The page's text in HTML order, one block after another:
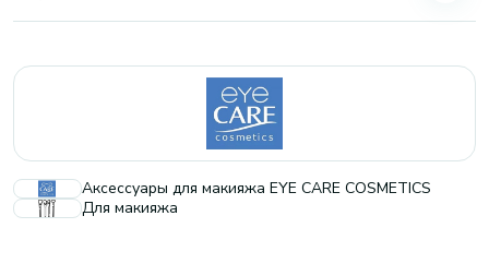
Аксессуары для макияжа EYE CARE COSMETICS
Для макияжа